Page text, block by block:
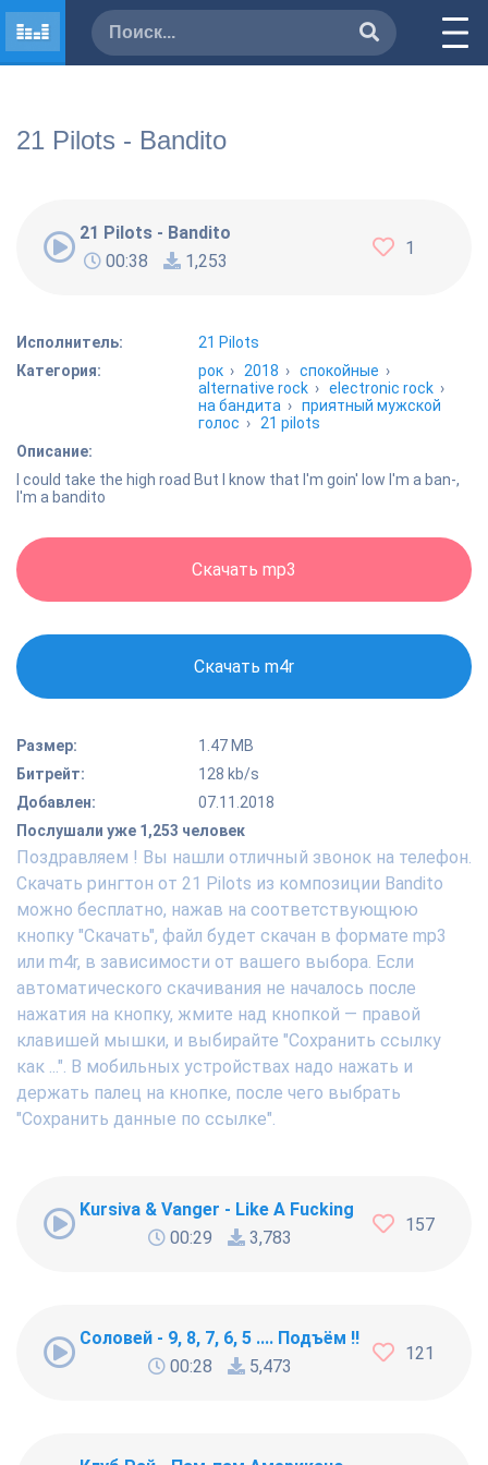
21 Pilots - Bandito
21 Pilots - Bandito
00:38
1,253
1
Исполнитель:
21 Pilots
Категория:
рок › 2018 ›спокойные ›
alternative rock ›electronic rock ›
на бандита ›приятный мужской
голос › 21 pilots
Описание:
I could take the high road But I know that I'm goin' low I'm a ban-,
I'm a bandito
Скачать mp3
Скачать m4r
Размер:
1.47 MB
Битрейт:
128 kb/s
Добавлен:
07.11.2018
Послушали уже 1,253 человек
Поздравляем ! Вы нашли отличный звонок на телефон.
Скачать рингтон от 21 Pilots из композиции Bandito
можно бесплатно, нажав на соответствующюю
кнопку "Скачать", файл будет скачан в формате mp3
или m4r, в зависимости от вашего выбора. Если
автоматического скачивания не началось после
нажатия на кнопку, жмите над кнопкой — правой
клавишей мышки, и выбирайте "Сохранить ссылку
как ...". В мобильных устройствах надо нажать и
держать палец на кнопке, после чего выбрать
"Сохранить данные по ссылке".
Kursiva & Vanger - Like A Fucking Newbie
00:29
3,783
157
Соловей - 9, 8, 7, 6, 5 .... Подъём !!!
00:28
5,473
121